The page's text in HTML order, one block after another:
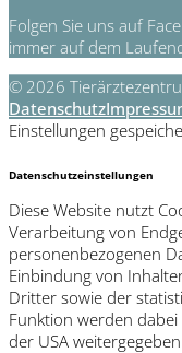
Folgen Sie uns auf
immer auf dem
© 2026
Datenschutz
Einstellungen
Datenschutzeinstellungen
Diese Website nutzt
Verarbeitung von
personenbezogenen
Einbindung von
Dritter sowie der
Funktion werden
der USA weitergegeben.